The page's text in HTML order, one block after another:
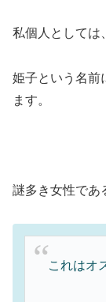
私個人としては
姫子という名前
ます。
謎多き女性であ
これはオ